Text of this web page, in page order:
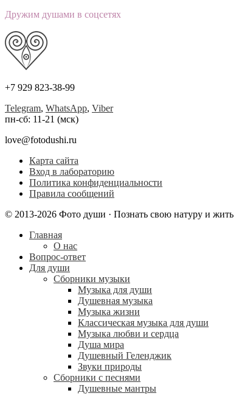
Дружим душами в соцсетях
+7 929 823-38-99
Telegram, WhatsApp, Viber
пн-сб: 11-21 (мск)
love@fotodushi.ru
Карта сайта
Вход в лабораторию
Политика конфиденциальности
Правила сообщений
© 2013-2026 Фото души · Познать свою натуру и жить
Главная
О нас
Вопрос-ответ
Для души
Сборники музыки
Музыка для души
Душевная музыка
Музыка жизни
Классическая музыка для души
Музыка любви и сердца
Душа мира
Душевный Геленджик
Звуки природы
Сборники с песнями
Душевные мантры